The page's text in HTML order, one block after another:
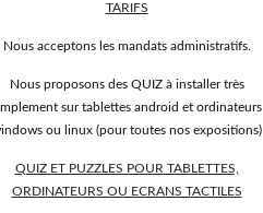
TARIFS
Nous acceptons les mandats administratifs.
Nous proposons des QUIZ à installer très
sur tablettes android et ordinateurs
ou linux (pour toutes nos expositions)
QUIZ ET PUZZLES POUR TABLETTES,
ORDINATEURS OU ECRANS TACTILES